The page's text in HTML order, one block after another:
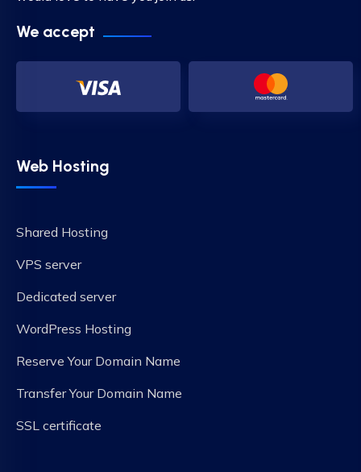
We accept
Web Hosting
Shared Hosting
VPS server
Dedicated server
WordPress Hosting
Reserve Your Domain Name
Transfer Your Domain Name
SSL certificate